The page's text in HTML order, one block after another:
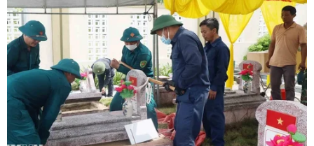
Bộ lọc khử mùi của Ceracomb. (Ảnh: Vietnam+)
Ceracomb (Đại diện: Ông Lee Kang Hong) và
Shinseung Lighttech sẽ tham gia sự kiện "Công
nghệ Môi trường & Năng lượng Việt Nam 2021"
- gọi tắt là ENTECH Vietnam 2021